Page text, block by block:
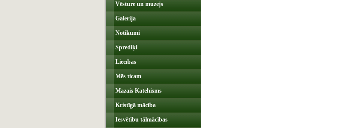
Vēsture un muzejs
Galerija
Notikumi
Sprediķi
Liecības
Mēs ticam
Mazais Katehisms
Kristīgā mācība
Iesvētību tālmācības